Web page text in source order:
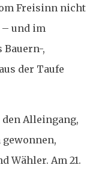
Freisinn nicht
und im
Bauern-,
der Taufe
Alleingang,
Wähler. Am 21.